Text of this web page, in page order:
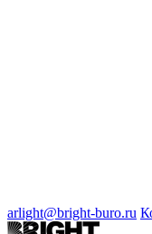
arlight@bright-buro.ru